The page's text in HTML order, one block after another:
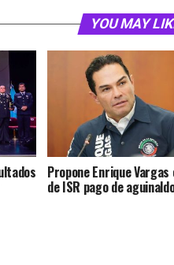
YOU MAY
Propone Enrique
de ISR pago de